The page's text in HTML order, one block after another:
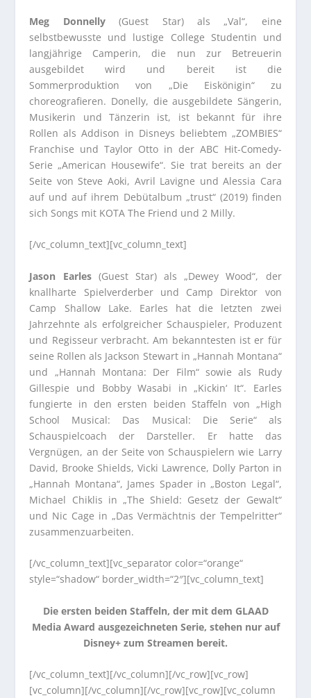
Meg Donnelly(Guest Star) als „Val“, eine
selbstbewusste und lustige College Studentin und
langjährige Camperin, die nun zur Betreuerin
ausgebildet wird und bereit ist die
Sommerproduktion von „Die Eiskönigin“ zu
choreografieren. Donelly, die ausgebildete Sängerin,
Musikerin und Tänzerin ist, ist bekannt für ihre
Rollen als Addison in Disneys beliebtem „ZOMBIES“
Franchise und Taylor Otto in der ABC Hit-Comedy-
Serie „American Housewife“. Sie trat bereits an der
Seite von Steve Aoki, Avril Lavigne und Alessia Cara
auf und auf ihrem Debütalbum „trust“ (2019) finden
sich Songs mit KOTA The Friend und 2 Milly.
[/vc_column_text][vc_column_text]
Jason Earles(Guest Star) als „Dewey Wood“, der
knallharte Spielverderber und Camp Direktor von
Camp Shallow Lake. Earles hat die letzten zwei
Jahrzehnte als erfolgreicher Schauspieler, Produzent
und Regisseur verbracht. Am bekanntesten ist er für
seine Rollen als Jackson Stewart in „Hannah Montana“
und „Hannah Montana: Der Film“ sowie als Rudy
Gillespie und Bobby Wasabi in „Kickin‘ It“. Earles
fungierte in den ersten beiden Staffeln von „High
School Musical: Das Musical: Die Serie“ als
Schauspielcoach der Darsteller. Er hatte das
Vergnügen, an der Seite von Schauspielern wie Larry
David, Brooke Shields, Vicki Lawrence, Dolly Parton in
„Hannah Montana“, James Spader in „Boston Legal“,
Michael Chiklis in „The Shield: Gesetz der Gewalt“
und Nic Cage in „Das Vermächtnis der Tempelritter“
zusammenzuarbeiten.
[/vc_column_text][vc_separator color=“orange“
style=“shadow“ border_width=“2″][vc_column_text]
Die ersten beiden Staffeln, der mit dem GLAAD
Media Award ausgezeichneten Serie, stehen nur auf
Disney+ zum Streamen bereit.
[/vc_column_text][/vc_column][/vc_row][vc_row]
[vc_column][/vc_column][/vc_row][vc_row][vc_column